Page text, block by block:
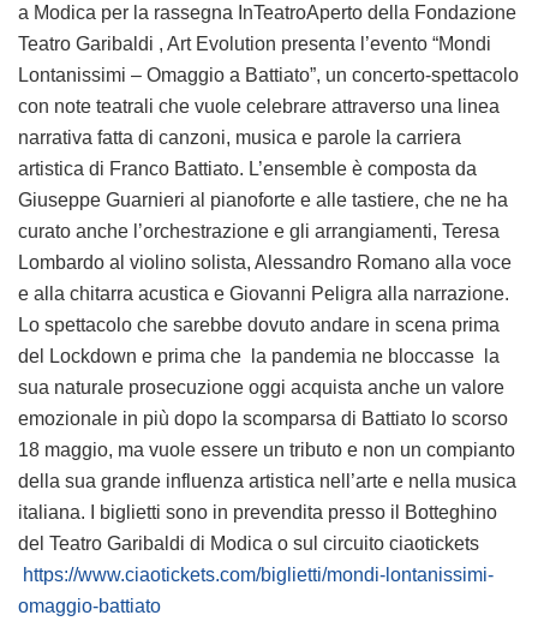
a Modica per la rassegna InTeatroAperto della Fondazione
Teatro Garibaldi , Art Evolution presenta l’evento “Mondi
Lontanissimi – Omaggio a Battiato”, un concerto-spettacolo
con note teatrali che vuole celebrare attraverso una linea
narrativa fatta di canzoni, musica e parole la carriera
artistica di Franco Battiato. L’ensemble è composta da
Giuseppe Guarnieri al pianoforte e alle tastiere, che ne ha
curato anche l’orchestrazione e gli arrangiamenti, Teresa
Lombardo al violino solista, Alessandro Romano alla voce
e alla chitarra acustica e Giovanni Peligra alla narrazione.
Lo spettacolo che sarebbe dovuto andare in scena prima
del Lockdown e prima che la pandemia ne bloccasse la
sua naturale prosecuzione oggi acquista anche un valore
emozionale in più dopo la scomparsa di Battiato lo scorso
18 maggio, ma vuole essere un tributo e non un compianto
della sua grande influenza artistica nell’arte e nella musica
italiana. I biglietti sono in prevendita presso il Botteghino
del Teatro Garibaldi di Modica o sul circuito ciaotickets
https://www.ciaotickets.com/biglietti/mondi-lontanissimi-
omaggio-battiato